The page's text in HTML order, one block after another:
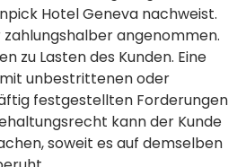
Hotel Geneva nachweist.
angenommen.
zu Lasten des Kunden. Eine
unbestrittenen oder
festgestellten Forderungen
kann der Kunde
soweit es auf demselben